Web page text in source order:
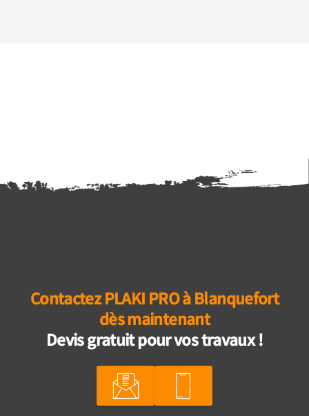
Contactez PLAKI PRO à Blanquefort
dès maintenant
Devis gratuit pour vos travaux !